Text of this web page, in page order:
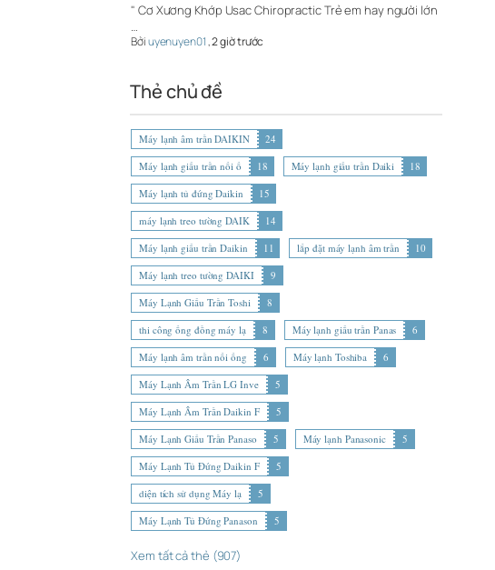
" Cơ Xương Khớp Usac Chiropractic Trẻ em hay người lớn
…
Bởiuyenuyen01,2 giờ trước
Thẻ chủ đề
Máy lạnh âm trần DAIKIN
24
Máy lạnh giấu trần nối ố
18 Máy lạnh giấu trần Daiki
18
Máy lạnh tủ đứng Daikin
15
máy lạnh treo tường DAIK
14
Máy lạnh giấu trần Daikin
11 lắp đặt máy lạnh âm trần
10
Máy lạnh treo tường DAIKI
9
Máy Lạnh Giấu Trần Toshi
8
thi công ống đồng máy lạ
8 Máy lạnh giấu trần Panas
6
Máy lạnh âm trần nối ống
6 Máy lạnh Toshiba
6
Máy Lạnh Âm Trần LG Inve
5
Máy Lạnh Âm Trần Daikin F
5
Máy Lạnh Giấu Trần Panaso
5 Máy lạnh Panasonic
5
Máy Lạnh Tủ Đứng Daikin F
5
diện tích sử dụng Máy lạ
5
Máy Lạnh Tủ Đứng Panason
5
Xem tất cả thẻ (907)